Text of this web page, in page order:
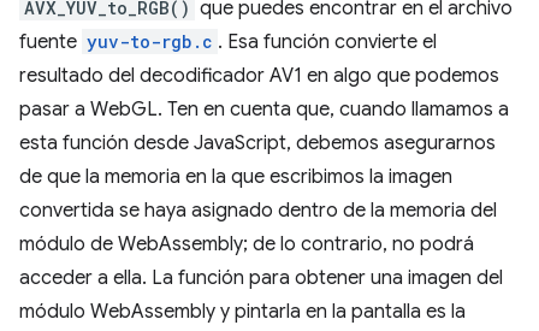
AVX_YUV_to_RGB() que puedes encontrar en el archivo
fuente yuv-to-rgb.c . Esa función convierte el
resultado del decodificador AV1 en algo que podemos
pasar a WebGL. Ten en cuenta que, cuando llamamos a
esta función desde JavaScript, debemos asegurarnos
de que la memoria en la que escribimos la imagen
convertida se haya asignado dentro de la memoria del
módulo de WebAssembly; de lo contrario, no podrá
acceder a ella. La función para obtener una imagen del
módulo WebAssembly y pintarla en la pantalla es la